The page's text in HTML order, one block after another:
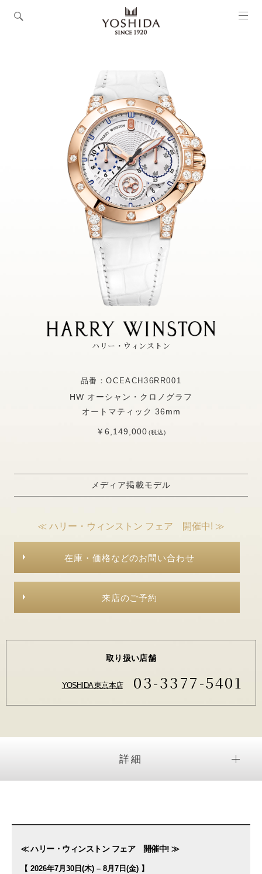
ハリー・ウィンストン
品番：OCEACH36RR001
HW オーシャン・クロノグラフ
オートマティック 36mm
￥6,149,000(税込)
メディア掲載モデル
≪ ハリー・ウィンストン フェア 開催中! ≫
在庫・価格などのお問い合わせ
来店のご予約
取り扱い店舗
YOSHIDA 東京本店 03-3377-5401
詳細
≪ ハリー・ウィンストン フェア 開催中! ≫
【 2026年7月30日(木) – 8月7日(金) 】